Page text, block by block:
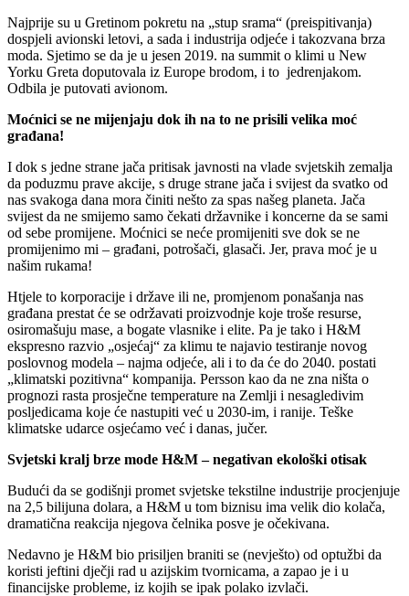
Najprije su u Gretinom pokretu na „stup srama“ (preispitivanja)
dospjeli avionski letovi, a sada i industrija odjeće i takozvana brza
moda. Sjetimo se da je u jesen 2019. na summit o klimi u New
Yorku Greta doputovala iz Europe brodom, i to jedrenjakom.
Odbila je putovati avionom.
Moćnici se ne mijenjaju dok ih na to ne prisili velika moć
građana!
I dok s jedne strane jača pritisak javnosti na vlade svjetskih zemalja
da poduzmu prave akcije, s druge strane jača i svijest da svatko od
nas svakoga dana mora činiti nešto za spas našeg planeta. Jača
svijest da ne smijemo samo čekati državnike i koncerne da se sami
od sebe promijene. Moćnici se neće promijeniti sve dok se ne
promijenimo mi – građani, potrošači, glasači. Jer, prava moć je u
našim rukama!
Htjele to korporacije i države ili ne, promjenom ponašanja nas
građana prestat će se održavati proizvodnje koje troše resurse,
osiromašuju mase, a bogate vlasnike i elite. Pa je tako i H&M
ekspresno razvio „osjećaj“ za klimu te najavio testiranje novog
poslovnog modela – najma odjeće, ali i to da će do 2040. postati
„klimatski pozitivna“ kompanija. Persson kao da ne zna ništa o
prognozi rasta prosječne temperature na Zemlji i nesagledivim
posljedicama koje će nastupiti već u 2030-im, i ranije. Teške
klimatske udarce osjećamo već i danas, jučer.
Svjetski kralj brze mode H&M – negativan ekološki otisak
Budući da se godišnji promet svjetske tekstilne industrije procjenjuje
na 2,5 bilijuna dolara, a H&M u tom biznisu ima velik dio kolača,
dramatična reakcija njegova čelnika posve je očekivana.
Nedavno je H&M bio prisiljen braniti se (nevješto) od optužbi da
koristi jeftini dječji rad u azijskim tvornicama, a zapao je i u
financijske probleme, iz kojih se ipak polako izvlači.